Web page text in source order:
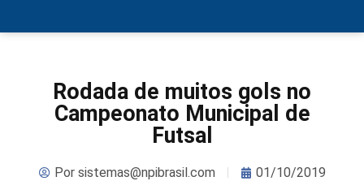
Rodada de muitos gols no
Campeonato Municipal de
Futsal
Porsistemas@npibrasil.com 01/10/2019